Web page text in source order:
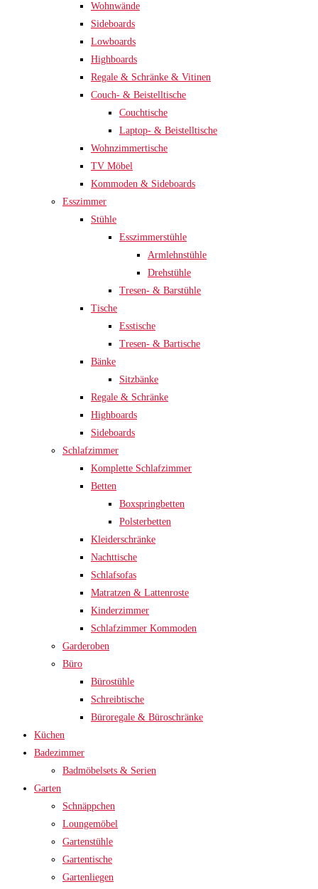
Wohnwände
Sideboards
Lowboards
Highboards
Regale & Schränke & Vitinen
Couch- & Beistelltische
Couchtische
Laptop- & Beistelltische
Wohnzimmertische
TV Möbel
Kommoden & Sideboards
Esszimmer
Stühle
Esszimmerstühle
Armlehnstühle
Drehstühle
Tresen- & Barstühle
Tische
Esstische
Tresen- & Bartische
Bänke
Sitzbänke
Regale & Schränke
Highboards
Sideboards
Schlafzimmer
Komplette Schlafzimmer
Betten
Boxspringbetten
Polsterbetten
Kleiderschränke
Nachttische
Schlafsofas
Matratzen & Lattenroste
Kinderzimmer
Schlafzimmer Kommoden
Garderoben
Büro
Bürostühle
Schreibtische
Büroregale & Büroschränke
Küchen
Badezimmer
Badmöbelsets & Serien
Garten
Schnäppchen
Loungemöbel
Gartenstühle
Gartentische
Gartenliegen